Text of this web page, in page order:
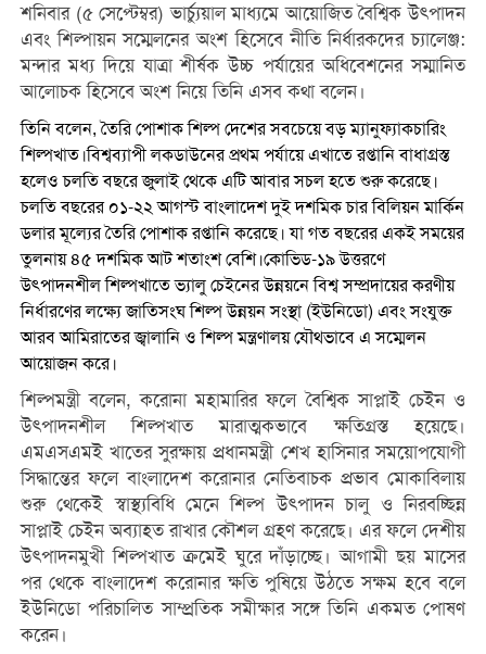
শনিবার (৫ সেপ্টেম্বর) ভার্চ্যুয়াল মাধ্যমে আয়োজিত বৈশ্বিক উৎপাদন
এবং শিল্পায়ন সম্মেলনের অংশ হিসেবে নীতি নির্ধারকদের চ্যালেঞ্জ:
মন্দার মধ্য দিয়ে যাত্রা শীর্ষক উচ্চ পর্যায়ের অধিবেশনের সম্মানিত
আলোচক হিসেবে অংশ নিয়ে তিনি এসব কথা বলেন।
তিনি বলেন, তৈরি পোশাক শিল্প দেশের সবচেয়ে বড় ম্যানুফ্যাকচারিং
শিল্পখাত।বিশ্বব্যাপী লকডাউনের প্রথম পর্যায়ে এখাতে রপ্তানি বাধাগ্রস্ত
হলেও চলতি বছরে জুলাই থেকে এটি আবার সচল হতে শুরু করেছে।
চলতি বছরের ০১-২২ আগস্ট বাংলাদেশ দুই দশমিক চার বিলিয়ন মার্কিন
ডলার মূল্যের তৈরি পোশাক রপ্তানি করেছে। যা গত বছরের একই সময়ের
তুলনায় ৪৫ দশমিক আট শতাংশ বেশি।কোভিড-১৯ উত্তরণে
উৎপাদনশীল শিল্পখাতে ভ্যালু চেইনের উন্নয়নে বিশ্ব সম্প্রদায়ের করণীয়
নির্ধারণের লক্ষ্যে জাতিসংঘ শিল্প উন্নয়ন সংস্থা (ইউনিডো) এবং সংযুক্ত
আরব আমিরাতের জ্বালানি ও শিল্প মন্ত্রণালয় যৌথভাবে এ সম্মেলন
আয়োজন করে।
শিল্পমন্ত্রী বলেন, করোনা মহামারির ফলে বৈশ্বিক সাপ্লাই চেইন ও
উৎপাদনশীল শিল্পখাত মারাত্মকভাবে ক্ষতিগ্রস্ত হয়েছে।
এমএসএমই খাতের সুরক্ষায় প্রধানমন্ত্রী শেখ হাসিনার সময়োপযোগী
সিদ্ধান্তের ফলে বাংলাদেশ করোনার নেতিবাচক প্রভাব মোকাবিলায়
শুরু থেকেই স্বাস্থ্যবিধি মেনে শিল্প উৎপাদন চালু ও নিরবচ্ছিন্ন
সাপ্লাই চেইন অব্যাহত রাখার কৌশল গ্রহণ করেছে। এর ফলে দেশীয়
উৎপাদনমুখী শিল্পখাত ক্রমেই ঘুরে দাঁড়াচ্ছে। আগামী ছয় মাসের
পর থেকে বাংলাদেশ করোনার ক্ষতি পুষিয়ে উঠতে সক্ষম হবে বলে
ইউনিডো পরিচালিত সাম্প্রতিক সমীক্ষার সঙ্গে তিনি একমত পোষণ
করেন।